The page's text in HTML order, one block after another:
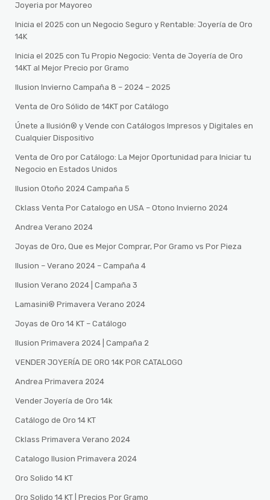
Joyeria por Mayoreo
Inicia el 2025 con un Negocio Seguro y Rentable: Joyería de Oro
14K
Inicia el 2025 con Tu Propio Negocio: Venta de Joyería de Oro
14KT al Mejor Precio por Gramo
Ilusion Invierno Campaña 8 – 2024 – 2025
Venta de Oro Sólido de 14KT por Catálogo
Únete a Ilusión® y Vende con Catálogos Impresos y Digitales en
Cualquier Dispositivo
Venta de Oro por Catálogo: La Mejor Oportunidad para Iniciar tu
Negocio en Estados Unidos
Ilusion Otoño 2024 Campaña 5
Cklass Venta Por Catalogo en USA – Otono Invierno 2024
Andrea Verano 2024
Joyas de Oro, Que es Mejor Comprar, Por Gramo vs Por Pieza
Ilusion – Verano 2024 – Campaña 4
Ilusion Verano 2024 | Campaña 3
Lamasini®️ Primavera Verano 2024
Joyas de Oro 14 KT – Catálogo
Ilusion Primavera 2024 | Campaña 2
VENDER JOYERÍA DE ORO 14K POR CATALOGO
Andrea Primavera 2024
Vender Joyería de Oro 14k
Catálogo de Oro 14 KT
Cklass Primavera Verano 2024
Catalogo Ilusion Primavera 2024
Oro Solido 14 KT
Oro Solido 14 KT | Precios Por Gramo